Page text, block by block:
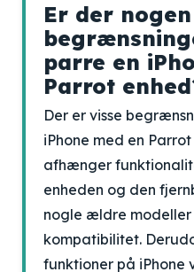
Er der nogen
parre en
Parrot
Der er visse
iPhone med en
afhænger
enheden og den
nogle ældre
kompatibilitet.
funktioner på